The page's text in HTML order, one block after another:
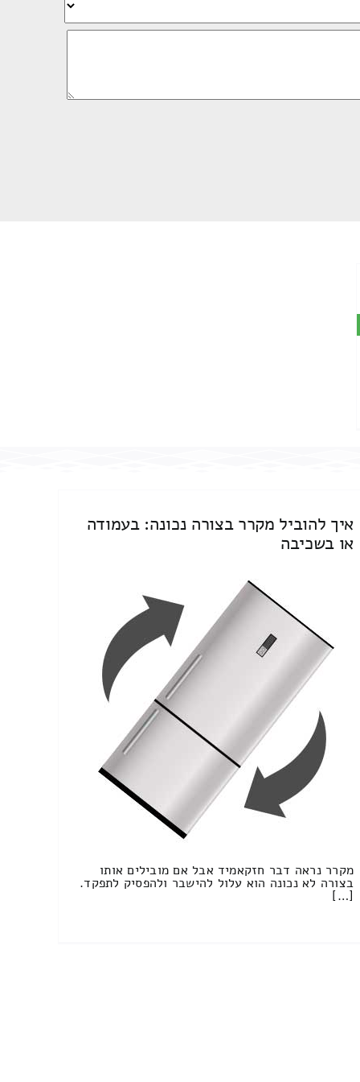
איך להוביל מקרר בצורה נכונה: בעמודה
או בשכיבה
מקרר נראה דבר חזקאמיד אבל אם מובילים אותו
בצורה לא נכונה הוא עלול להישבר ולהפסיק לתפקד.
[…]